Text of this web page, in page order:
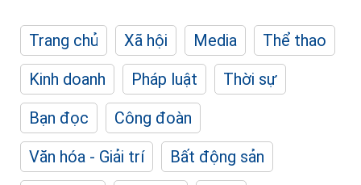
Trang chủ Xã hội Media
Thể thao
Kinh doanh
Pháp luật
Thời sự
Bạn đọc
Công đoàn
Văn hóa - Giải trí
Bất động sản